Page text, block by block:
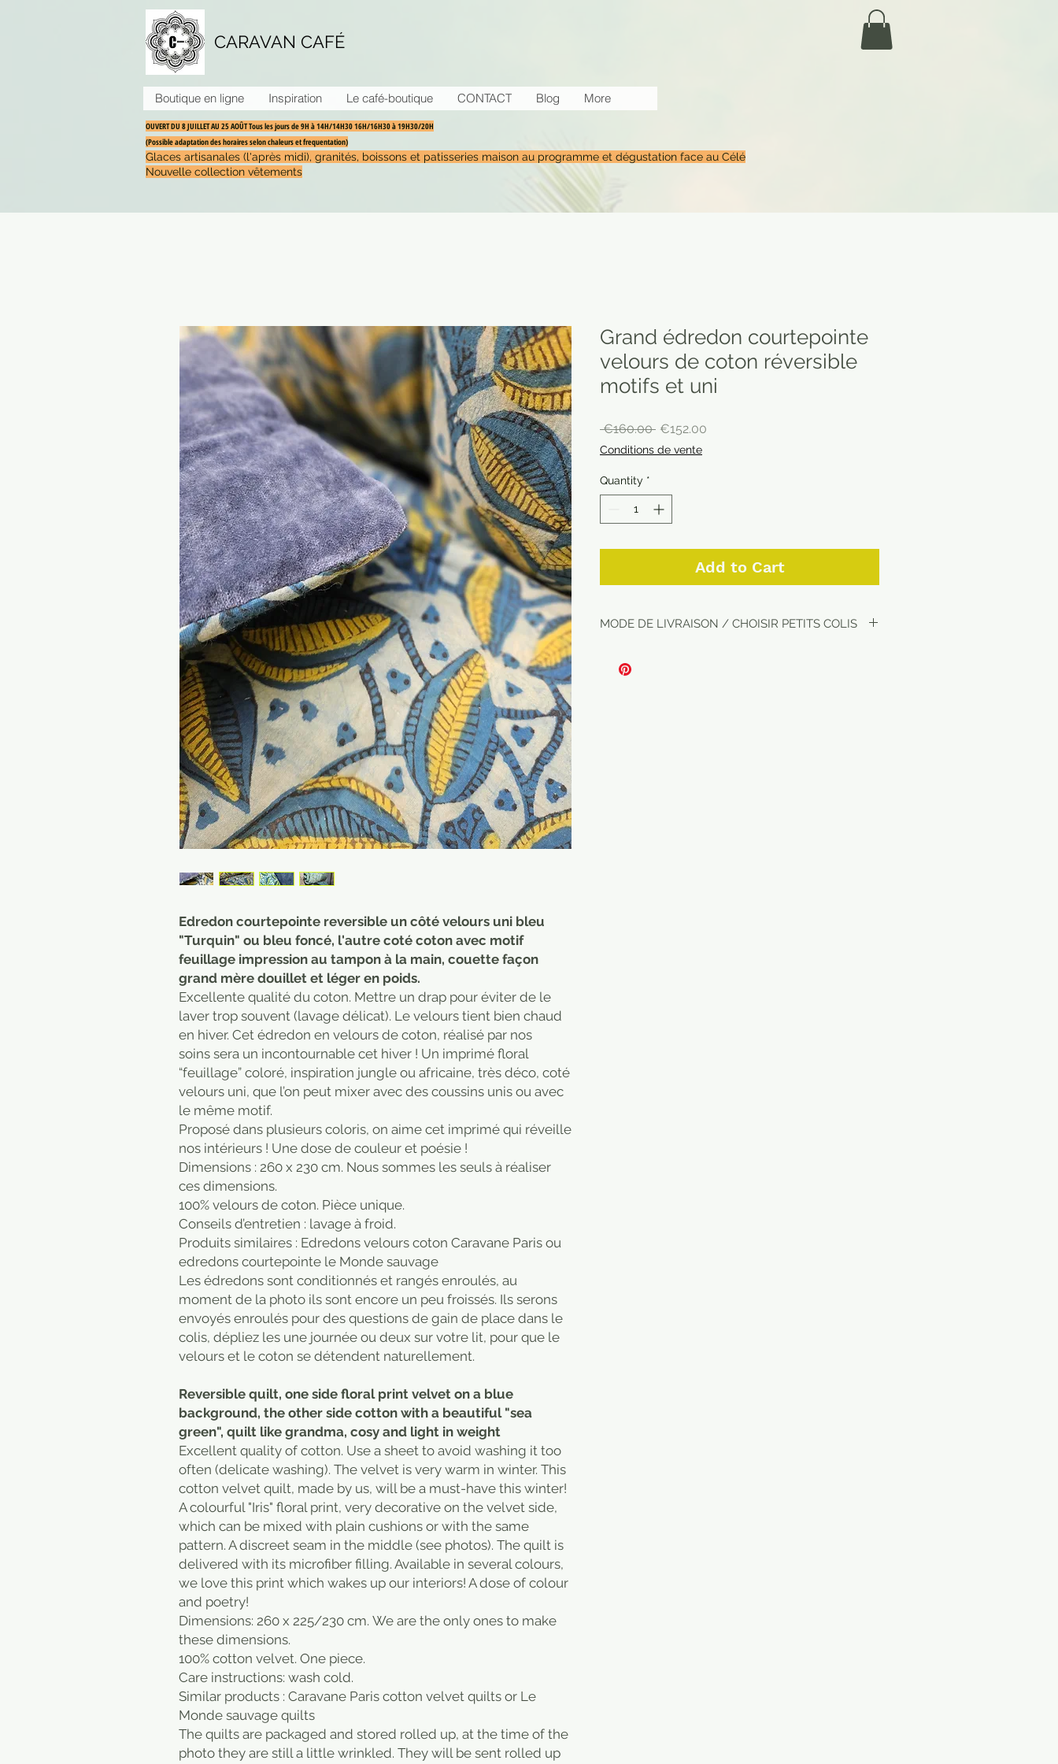
CARAVAN CAFÉ
Boutique en ligne Inspiration Le café-boutique CONTACT Blog More
OUVERT DU 8 JUILLET AU 25 AOÛT Tous les jours de 9H à 14H/14H30 16H/16H30 à 19H30/20H
(Possible adaptation des horaires selon chaleurs et frequentation)
Glaces artisanales (l'après midi), granités, boissons et patisseries maison au programme et dégustation face au Célé
Nouvelle collection vêtements
Edredon courtepointe reversible un côté velours uni bleu
"Turquin" ou bleu foncé, l'autre coté coton avec motif
feuillage impression au tampon à la main, couette façon
grand mère douillet et léger en poids.
Excellente qualité du coton. Mettre un drap pour éviter de le
laver trop souvent (lavage délicat). Le velours tient bien chaud
en hiver. Cet édredon en velours de coton, réalisé par nos
soins sera un incontournable cet hiver ! Un imprimé floral
“feuillage” coloré, inspiration jungle ou africaine, très déco, coté
velours uni, que l’on peut mixer avec des coussins unis ou avec
le même motif.
Proposé dans plusieurs coloris, on aime cet imprimé qui réveille
nos intérieurs ! Une dose de couleur et poésie !
Dimensions : 260 x 230 cm. Nous sommes les seuls à réaliser
ces dimensions.
100% velours de coton. Pièce unique.
Conseils d’entretien : lavage à froid.
Produits similaires : Edredons velours coton Caravane Paris ou
edredons courtepointe le Monde sauvage
Les édredons sont conditionnés et rangés enroulés, au
moment de la photo ils sont encore un peu froissés. Ils serons
envoyés enroulés pour des questions de gain de place dans le
colis, dépliez les une journée ou deux sur votre lit, pour que le
velours et le coton se détendent naturellement.
Reversible quilt, one side floral print velvet on a blue
background, the other side cotton with a beautiful "sea
green", quilt like grandma, cosy and light in weight
Excellent quality of cotton. Use a sheet to avoid washing it too
often (delicate washing). The velvet is very warm in winter. This
cotton velvet quilt, made by us, will be a must-have this winter!
A colourful "Iris" floral print, very decorative on the velvet side,
which can be mixed with plain cushions or with the same
pattern. A discreet seam in the middle (see photos). The quilt is
delivered with its microfiber filling. Available in several colours,
we love this print which wakes up our interiors! A dose of colour
and poetry!
Dimensions: 260 x 225/230 cm. We are the only ones to make
these dimensions.
100% cotton velvet. One piece.
Care instructions: wash cold.
Similar products : Caravane Paris cotton velvet quilts or Le
Monde sauvage quilts
The quilts are packaged and stored rolled up, at the time of the
photo they are still a little wrinkled. They will be sent rolled up
Grand édredon courtepointe
velours de coton réversible
motifs et uni
€160.00 Regular
Price
€152.00
Conditions de vente
Quantity *
Add to Cart
MODE DE LIVRAISON / CHOISIR PETITS COLIS